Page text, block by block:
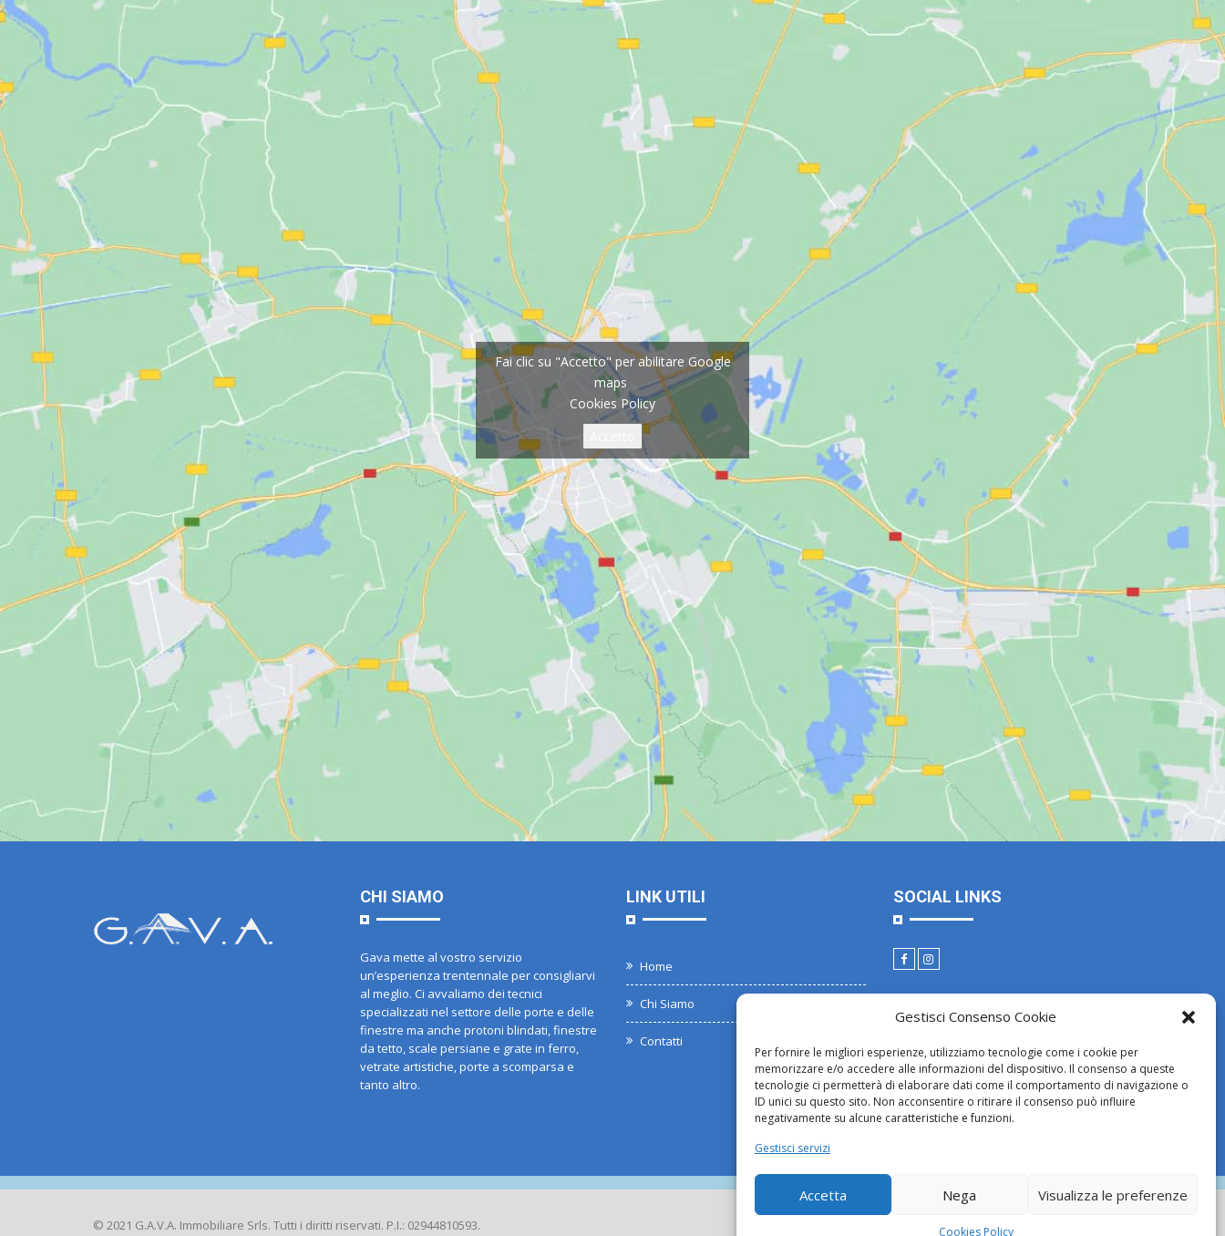
Gestisci Consenso Cookie
Per fornire le migliori esperienze, utilizziamo tecnologie come i cookie per
memorizzare e/o accedere alle informazioni del dispositivo. Il consenso a queste
tecnologie ci permetterà di elaborare dati come il comportamento di navigazione o
ID unici su questo sito. Non acconsentire o ritirare il consenso può influire
negativamente su alcune caratteristiche e funzioni.
Gestisci servizi
Accetta Nega Visualizza le preferenze
Cookies Policy
Fai clic su "Accetto" per abilitare Google
maps
Cookies Policy
CHI SIAMO
Gava mette al vostro servizio
un’esperienza trentennale per consigliarvi
al meglio. Ci avvaliamo dei tecnici
specializzati nel settore delle porte e delle
finestre ma anche protoni blindati, finestre
da tetto, scale persiane e grate in ferro,
vetrate artistiche, porte a scomparsa e
tanto altro.
LINK UTILI
Home
Chi Siamo
Contatti
SOCIAL LINKS
© 2021 G.A.V.A. Immobiliare Srls. Tutti i diritti riservati. P.I.: 02944810593. Credits Privacy